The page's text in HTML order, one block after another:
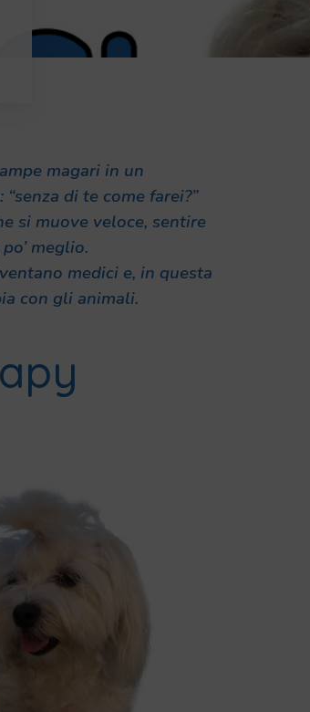
magari in un
di te come farei?”
si muove veloce, sentire
meglio.
medici e, in questa
con gli animali.